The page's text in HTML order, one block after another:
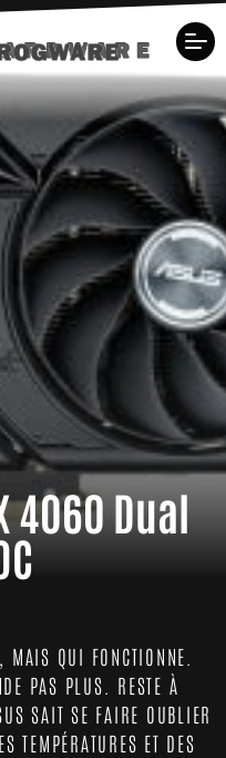
4060 Dual
MAIS QUI FONCTIONNE.
PAS PLUS. RESTE À
SAIT SE FAIRE OUBLIER
TEMPÉRATURES ET DES